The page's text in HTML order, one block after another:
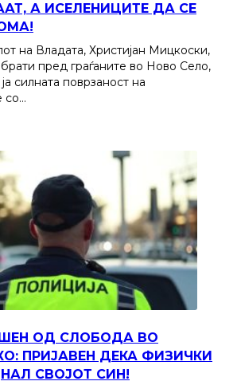
А ИСЕЛЕНИЦИТЕ ДА СЕ
на Владата, Христијан Мицкоски,
пред граѓаните во Ново Село,
ја силната поврзаност на
со…
ОД СЛОБОДА ВО
ПРИЈАВЕН ДЕКА ФИЗИЧКИ
СВОЈОТ СИН!